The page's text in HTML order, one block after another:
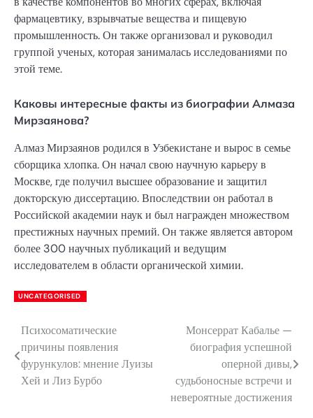
фармацевтику, взрывчатые вещества и пищевую
промышленность. Он также организовал и руководил
группой ученых, которая занималась исследованиями по
этой теме.
Каковы интересные факты из биографии Алмаза
Мирзаянова?
Алмаз Мирзаянов родился в Узбекистане и вырос в семье
сборщика хлопка. Он начал свою научную карьеру в
Москве, где получил высшее образование и защитил
докторскую диссертацию. Впоследствии он работал в
Российской академии наук и был награжден множеством
престижных научных премий. Он также является автором
более 300 научных публикаций и ведущим
исследователем в области органической химии.
UNCATEGORISED
Навигация
по
записям
Психосоматические
причины появления
фурункулов: мнение Луизы
Хей и Лиз Бурбо
Монсеррат Кабалье —
биография успешной
оперной дивы,
судьбоносные встречи и
невероятные достижения